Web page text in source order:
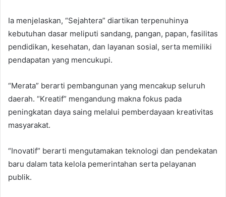
Ia menjelaskan, “Sejahtera” diartikan terpenuhinya
kebutuhan dasar meliputi sandang, pangan, papan, fasilitas
pendidikan, kesehatan, dan layanan sosial, serta memiliki
pendapatan yang mencukupi.
“Merata” berarti pembangunan yang mencakup seluruh
daerah. “Kreatif” mengandung makna fokus pada
peningkatan daya saing melalui pemberdayaan kreativitas
masyarakat.
“Inovatif” berarti mengutamakan teknologi dan pendekatan
baru dalam tata kelola pemerintahan serta pelayanan
publik.